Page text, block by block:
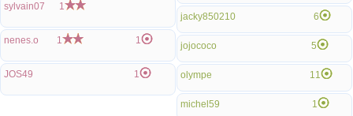
sylvain07 1
nenes.o 1 1
JOS49 1
jacky850210 6
jojococo 5
olympe 11
michel59 1